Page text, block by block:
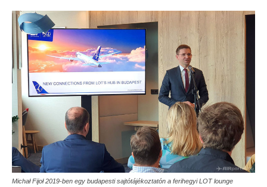
Michał Fijoł 2019-ben egy budapesti sajtótájékoztatón a ferihegyi LOT lounge